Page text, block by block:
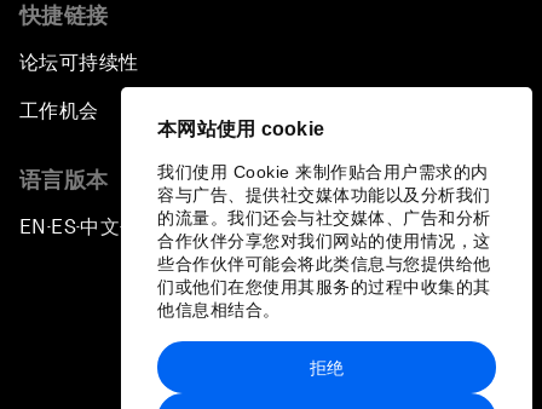
本网站使用 cookie
我们使用 Cookie 来制作贴合用户需求的内
容与广告、提供社交媒体功能以及分析我们
的流量。我们还会与社交媒体、广告和分析
合作伙伴分享您对我们网站的使用情况，这
些合作伙伴可能会将此类信息与您提供给他
们或他们在您使用其服务的过程中收集的其
他信息相结合。
拒绝
快捷链接
论坛可持续性
工作机会
语言版本
EN ▪ES▪中文▪ 日本語